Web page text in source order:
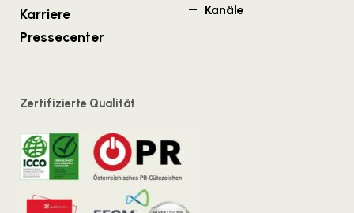
Karriere
Pressecenter
Kanäle
Zertifizierte Qualität